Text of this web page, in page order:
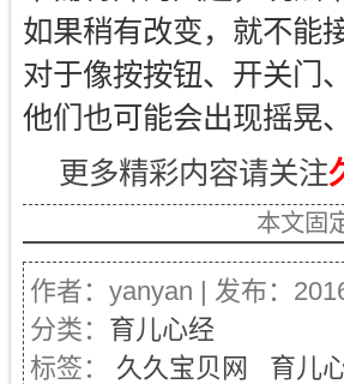
如果稍有改变，就不能
对于像按按钮、开关门
他们也可能会出现摇晃
更多精彩内容请关注
本文固
作者：yanyan | 发布：
分类： 育儿心经
标签： 久久宝贝网 育儿